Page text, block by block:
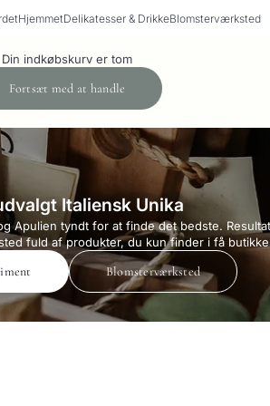
HjemmetDelikatesser & DrikkeBlomsterværksted
Din indkøbskurv er tom
Fortsæt med at handle
Italiensk Unika
Apulien tyndt for at finde det bedste.
fuld af produkter, du kun finder i få
Blomsterværksted